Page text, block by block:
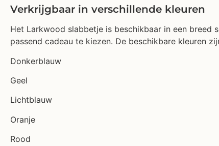
Verkrijgbaar in verschillende kleuren
Het Larkwood slabbetje is beschikbaar in een
passend cadeau te kiezen. De beschikbare kleuren
Donkerblauw
Geel
Lichtblauw
Oranje
Rood